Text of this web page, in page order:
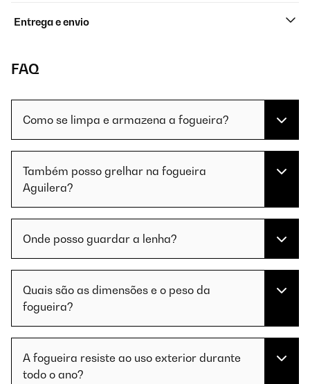
Entrega e envio
FAQ
Como se limpa e armazena a fogueira?
Também posso grelhar na fogueira
Aguilera?
Onde posso guardar a lenha?
Quais são as dimensões e o peso da
fogueira?
A fogueira resiste ao uso exterior durante
todo o ano?